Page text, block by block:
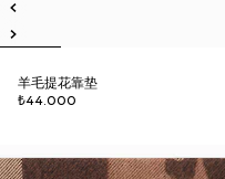
羊毛提花靠垫
₺44.000